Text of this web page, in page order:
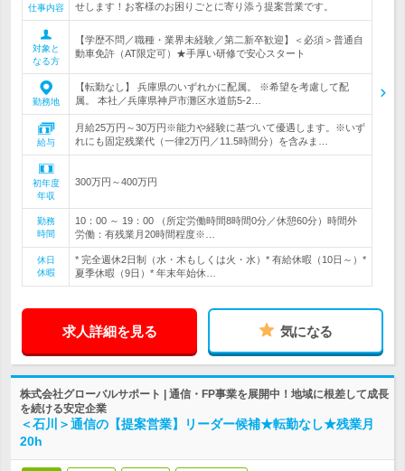
仕事内容
せします！お客様のお困りごとに寄り添う提案営業です。
対象と
なる方
【学歴不問／職種・業界未経験／第二新卒歓迎】＜必須＞普通自
動車免許（AT限定可）★手厚い研修で安心スタート
勤務地
【転勤なし】 兵庫県のいずれかに配属。 ※希望を考慮して配
属。 本社／兵庫県神戸市灘区水道筋5-2…
給与
月給25万円～30万円※能力や経験に基づいて優遇します。※いず
れにも固定残業代（一律2万円／11.5時間分）を含みま…
初年度
年収
300万円～400万円
勤務
時間
10：00 ～ 19：00 （所定労働時間8時間0分／休憩60分）時間外
労働：有残業月20時間程度※…
休日
休暇
* 完全週休2日制（水・木もしくは火・水）* 有給休暇（10日～）*
夏季休暇（9日）* 年末年始休…
求人詳細を見る 気になる
株式会社グローバルサポート | 通信・FP事業を展開中！地域に根差して成長
を続ける安定企業
＜石川＞通信の【提案営業】リーダー候補★転勤なし★残業月
20h